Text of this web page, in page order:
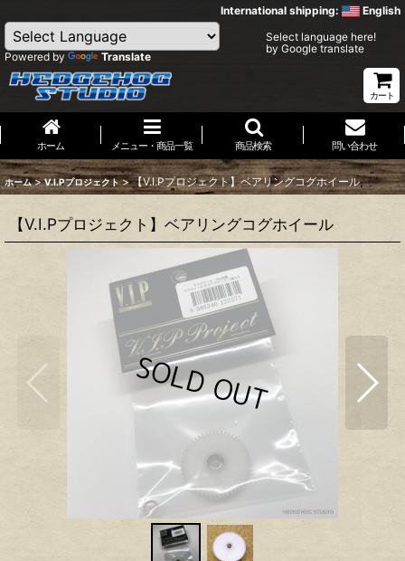
International shipping: English
Powered by Translate
Select language here!
by Google translate
カート
ホーム メニュー・商品一覧 商品検索 問い合わせ
ホーム > V.I.Pプロジェクト > 【V.I.Pプロジェクト】ベアリングコグホイール
【V.I.Pプロジェクト】ベアリングコグホイール